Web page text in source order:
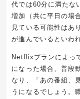
代では60分に満たな
増加（共に平日の場
見ている可能性はあ
が進んでいるといわ
Netflixプランによっ
になった場合、普段
なり、「あの番組、
うになるでしょう。